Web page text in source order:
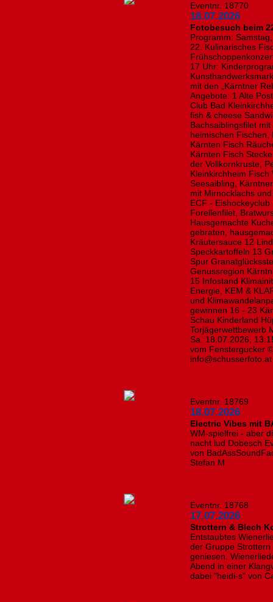
Eventnr. 18770
18.07.2026
Fotobesuch beim
Programm:
22. Kulinarisches
17 Uhr:
mit den „Kärntner
Angebote: 1 Alte
Club Bad
fish & cheese
Bachsaiblingsfilet
heimischen Fischen,
Kärnten Fisch
Kärnten Fisch
der Vollkornkruste,
Kleinkirchheim
Seesaibling,
mit Mirnocklachs
ECF -
Forellenfilet,
Hausgemachte
gebraten,
Kräutersauce 12
Speckkartoffeln 13
Spur
Genussregion
15 Infostand
Energie, KEM &
und
gewinnen 16 - 23
Schau Kinderland
Torjägerwettbewerb
Sa. 18.07.2026,
vom Fenstergucker
Eventnr. 18769
18.07.2026
Electric Vibes mit
WM-spielfrei - aber
nacht lud Dobesch
von
Stefan M
Eventnr. 18768
17.07.2026
Strottern & Blech
Entstaubtes
der Gruppe
geniesen.
Abend in einer
dabei "heidi-s" von